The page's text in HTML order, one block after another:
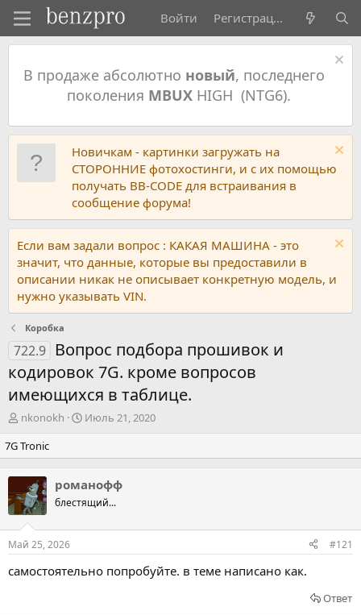
Войти Регистрация
В продаже абсолютно новый, последнего
поколения MBUXHIGH (NTG6).
Новичкам - картинки загружать на
СТОРОННИЕ фотохостинги, и с их помощью
получать BB-CODE для встраивания в
сообщение форума!
Если вам задали вопрос : КАКАЯ МАШИНА - это
значит, что данные, которые вы предоставили в
описании никак не описывает конкретную модель, и
нужно указывать VIN.
Коробка
722.9
Вопрос подбора прошивок и
кодировок 7G. кроме вопросов
имеющихся в таблице.
А
т
о
р
т
е
м
ы
nkonokh
Д
а
а
ч
л
Июль 21, 2020
7G Tronic
романофф
блестящий...
Май 25, 2026 #121
самостоятельно попробуйте. в теме написано как.
Ответ